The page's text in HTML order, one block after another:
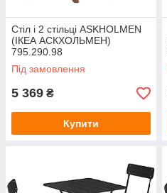
Стіл і 2 стільці ASKHOLMEN
(ІКЕА АСКХОЛЬМЕН)
795.290.98
Під замовлення
5 369 ₴
Купити